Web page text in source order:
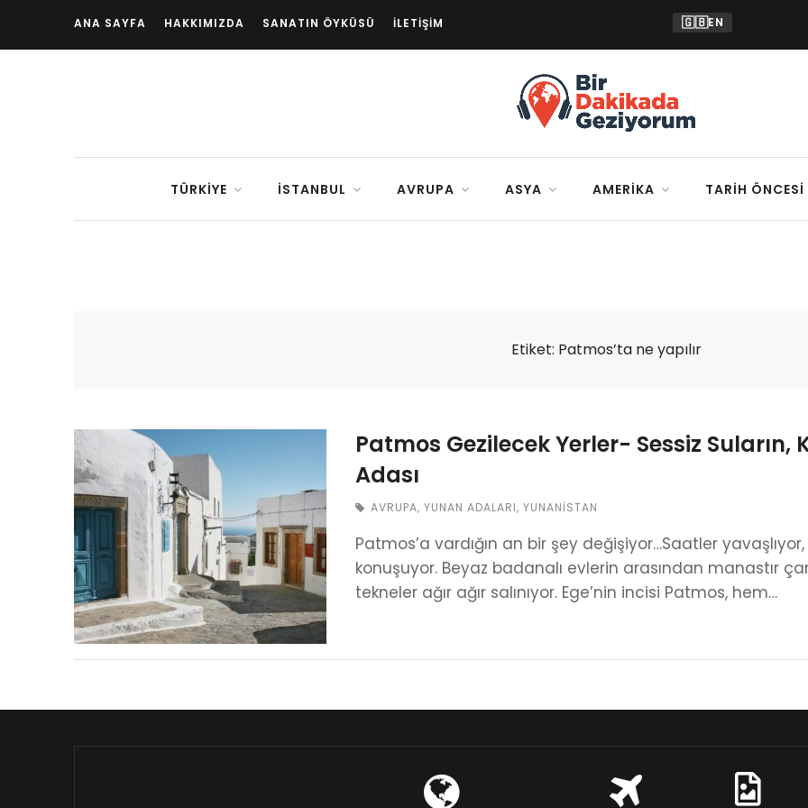
ANA SAYFA HAKKIMIZDA SANATIN ÖYKÜSÜ İLETIŞIM 🇬🇧EN
TÜRKIYE İSTANBUL AVRUPA ASYA AMERIKA TARIH ÖNCESI
Etiket: Patmos’ta ne yapılır
Patmos Gezilecek Yerler- Sessiz Suların,
Adası
AVRUPA, YUNAN ADALARI, YUNANISTAN
Patmos’a vardığın an bir şey değişiyor…Saatler
konuşuyor. Beyaz badanalı evlerin arasından manastır
tekneler ağır ağır salınıyor. Ege’nin incisi Patmos, hem…